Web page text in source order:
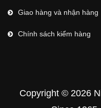
Giao hàng và nhận hàng
Chính sách kiểm hàng
Copyright © 2026